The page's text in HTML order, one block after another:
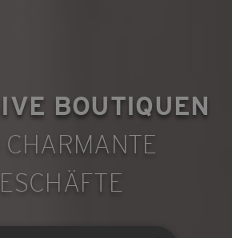
BOUTIQUEN
CHARMANTE